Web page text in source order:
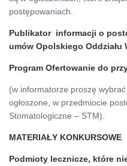
postępowaniach.
Publikator informacji o
umów Opolskiego Oddziału
Program Ofertowanie do
(w informatorze proszę
ogłoszone, w przedmiocie
Stomatologiczne – STM).
MATERIAŁY KONKURSOWE
Podmioty lecznicze, które